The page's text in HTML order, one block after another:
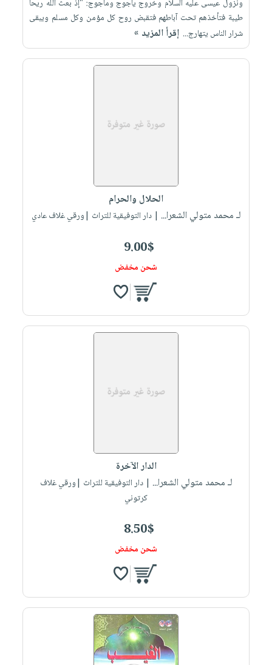
ونزول عيسى عليه السلام وخروج يأجوج ومأجوج: "إذ بعث الله ريحاً
طيبة فتأخذهم تحت آباطهم فتقبض روح كل مؤمن وكل مسلم ويبقى
شرار الناس يتهارج... إقرأ المزيد »
الحلال والحرام
لـ محمد متولي الشعرا... | دار التوفيقية للتراث |ورقي غلاف عادي
9.00$
شحن مخفض
الدار الآخرة
لـ محمد متولي الشعرا... | دار التوفيقية للتراث |ورقي غلاف
كرتوني
8.50$
شحن مخفض